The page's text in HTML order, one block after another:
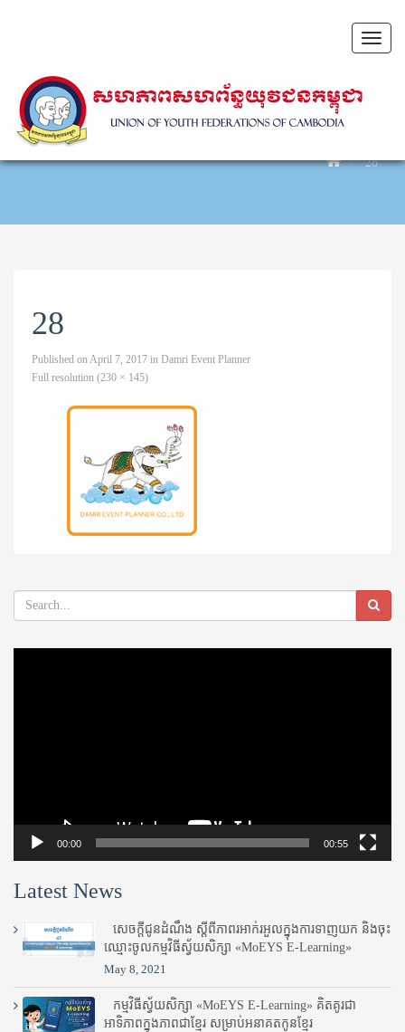
Toggle
28
28
Published onApril 7, 2017 in Damri Event Planner
Full resolution (230 × 145)
00:00 00:55
Latest News
សេចក្តីជូនដំណឹង ស្តី​ពីភាព​រអាក់រអួល​ក្នុងការ​ទាញ​យក និង​ចុះ​
ឈ្មោះ​ចូល​កម្មវិធី​ស្វ័យសិក្សា «MoEYS E-Learning»
May 8, 2021
កម្មវិធីស្វ័យសិក្សា «MoEYS E-Learning» គិតគូរជា
អាទិភាពក្នុងភាពជាខ្មែរ សម្រាប់អនាគតកូនខ្មែរ